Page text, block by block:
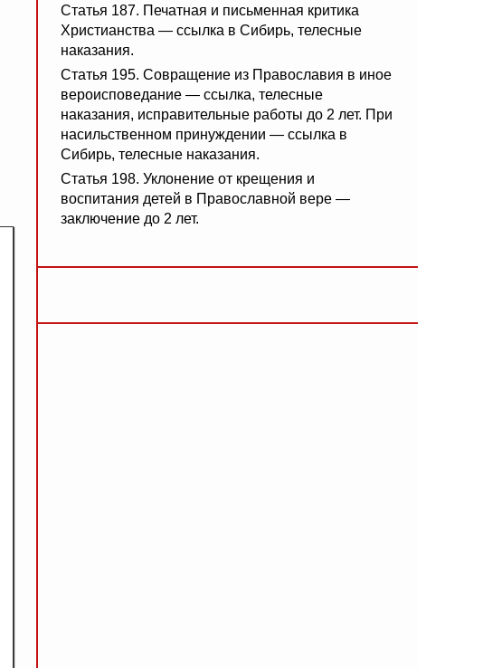
Статья 187. Печатная и письменная критика
Христианства — ссылка в Сибирь, телесные
наказания.
Статья 195. Совращение из Православия в иное
вероисповедание — ссылка, телесные
наказания, исправительные работы до 2 лет. При
насильственном принуждении — ссылка в
Сибирь, телесные наказания.
Статья 198. Уклонение от крещения и
воспитания детей в Православной вере —
заключение до 2 лет.